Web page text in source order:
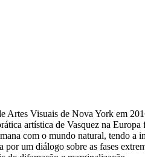
Artes Visuais de Nova York em
artística de Vasquez na Europa
com o mundo natural, tendo a
um diálogo sobre as fases